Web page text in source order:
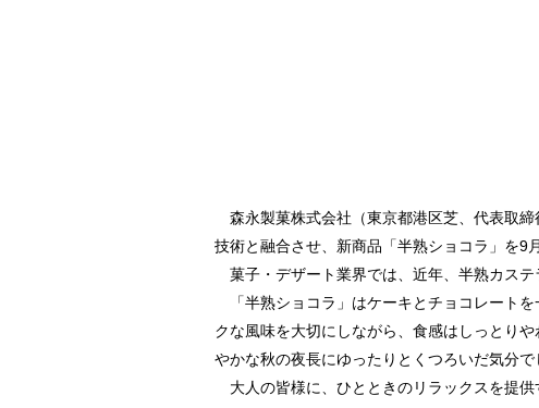
森永製菓株式会社（東京都港区芝、代表取
技術と融合させ、新商品「半熟ショコラ」を9
菓子・デザート業界では、近年、半熟カス
「半熟ショコラ」はケーキとチョコレートを
クな風味を大切にしながら、食感はしっとり
やかな秋の夜長にゆったりとくつろいだ気分
大人の皆様に、ひとときのリラックスを提